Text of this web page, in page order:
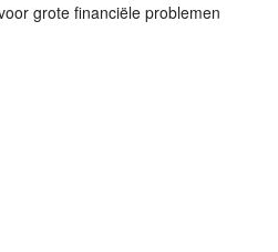
grote financiële problemen